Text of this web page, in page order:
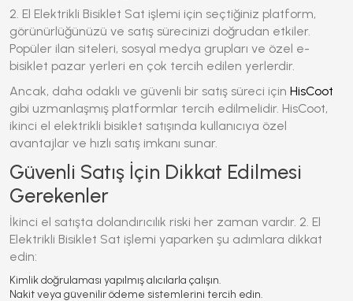
2. El Elektrikli Bisiklet Sat işlemi için seçtiğiniz platform,
görünürlüğünüzü ve satış sürecinizi doğrudan etkiler.
Popüler ilan siteleri, sosyal medya grupları ve özel e-
bisiklet pazar yerleri en çok tercih edilen yerlerdir.
Ancak, daha odaklı ve güvenli bir satış süreci için HisCoot
gibi uzmanlaşmış platformlar tercih edilmelidir. HisCoot,
ikinci el elektrikli bisiklet satışında kullanıcıya özel
avantajlar ve hızlı satış imkanı sunar.
Güvenli Satış İçin Dikkat Edilmesi
Gerekenler
İkinci el satışta dolandırıcılık riski her zaman vardır. 2. El
Elektrikli Bisiklet Sat işlemi yaparken şu adımlara dikkat
edin:
Kimlik doğrulaması yapılmış alıcılarla çalışın.
Nakit veya güvenilir ödeme sistemlerini tercih edin.